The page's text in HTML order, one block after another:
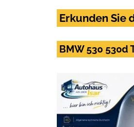
Erkunden Sie
BMW 530 530d